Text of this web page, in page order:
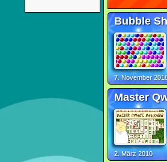
Bubble
7. November
2. März 2010